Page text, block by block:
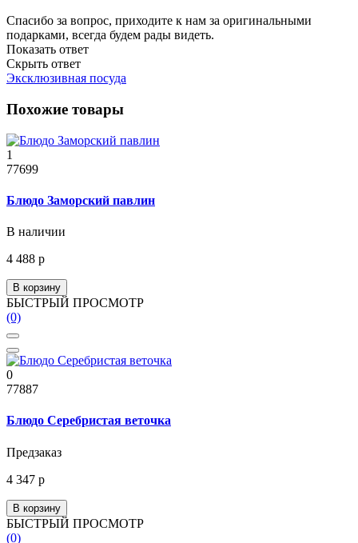
Спасибо за вопрос, приходите к нам за оригинальными
подарками, всегда будем рады видеть.
Показать ответ
Скрыть ответ
Эксклюзивная посуда
Похожие товары
1
77699
Блюдо Заморский павлин
В наличии
4 488 р
В корзину
БЫСТРЫЙ ПРОСМОТР
(0)
0
77887
Блюдо Серебристая веточка
Предзаказ
4 347 р
В корзину
БЫСТРЫЙ ПРОСМОТР
(0)